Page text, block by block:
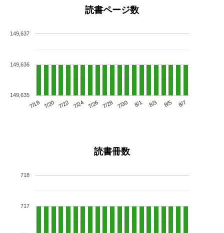
読書ページ数
7/18 7/20 7/22 7/24 7/26 7/28 7/30 8/1 8/3 8/5 8/7
149,635
149,636
149,637
読書冊数
717
718